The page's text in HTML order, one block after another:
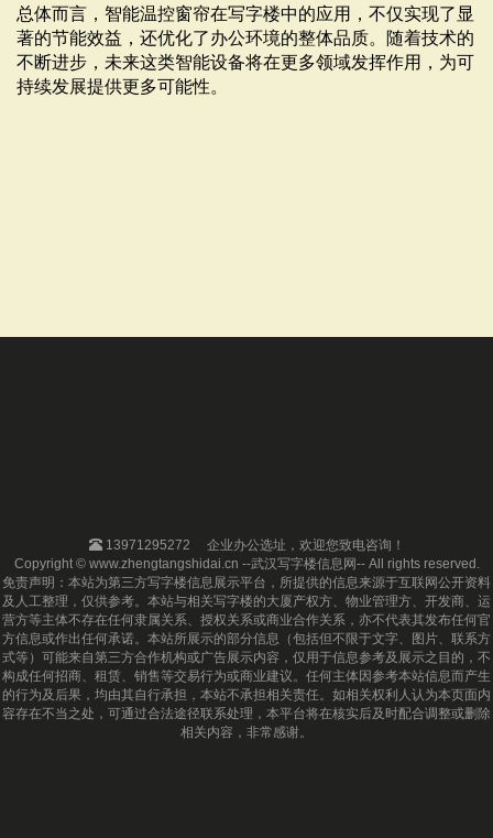
总体而言，智能温控窗帘在写字楼中的应用，不仅实现了显
著的节能效益，还优化了办公环境的整体品质。随着技术的
不断进步，未来这类智能设备将在更多领域发挥作用，为可
持续发展提供更多可能性。
13971295272
企业办公选址，欢迎您致电咨询！
Copyright © www.zhengtangshidai.cn --武汉写字楼信息网-- All rights reserved.
免责声明：本站为第三方写字楼信息展示平台，所提供的信息来源于互联网公开资料
及人工整理，仅供参考。本站与相关写字楼的大厦产权方、物业管理方、开发商、运
营方等主体不存在任何隶属关系、授权关系或商业合作关系，亦不代表其发布任何官
方信息或作出任何承诺。本站所展示的部分信息（包括但不限于文字、图片、联系方
式等）可能来自第三方合作机构或广告展示内容，仅用于信息参考及展示之目的，不
构成任何招商、租赁、销售等交易行为或商业建议。任何主体因参考本站信息而产生
的行为及后果，均由其自行承担，本站不承担相关责任。如相关权利人认为本页面内
容存在不当之处，可通过合法途径联系处理，本平台将在核实后及时配合调整或删除
相关内容，非常感谢。